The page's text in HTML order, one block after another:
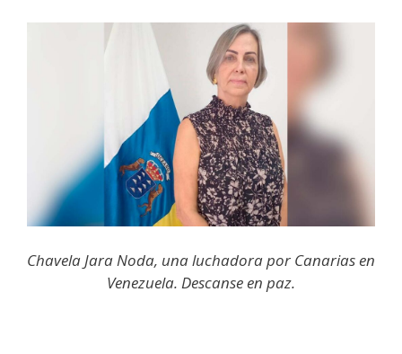
Chavela Jara Noda, una luchadora por Canarias en
Venezuela. Descanse en paz.